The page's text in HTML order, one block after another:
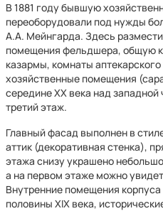
В 1881 году бывшую
переоборудовали под нужды
А.А. Мейнгарда. Здесь
помещения фельдшера, общую
казармы, комнаты
хозяйственные помещения
середине XX века над
третий этаж.
Главный фасад выполнен в
аттик (декоративная стенка),
этажа снизу украшено
а на первом этаже можно
Внутренние помещения
половины XIX века,